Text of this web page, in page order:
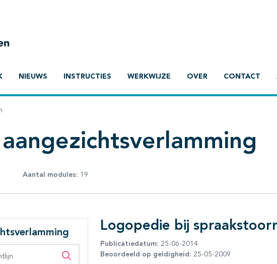
NIEUWS INSTRUCTIES WERKWIJZE OVER CONTACT
Aantal modules: 19
Logopedie bij
Publicatiedatum: 25-06-2014
Beoordeeld op geldigheid: 25-05-2009